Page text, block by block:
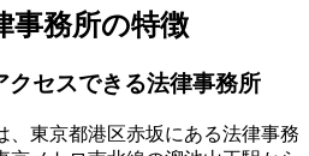
事務所の特徴
クセスできる法律事務所
、東京都港区赤坂にある法律事務